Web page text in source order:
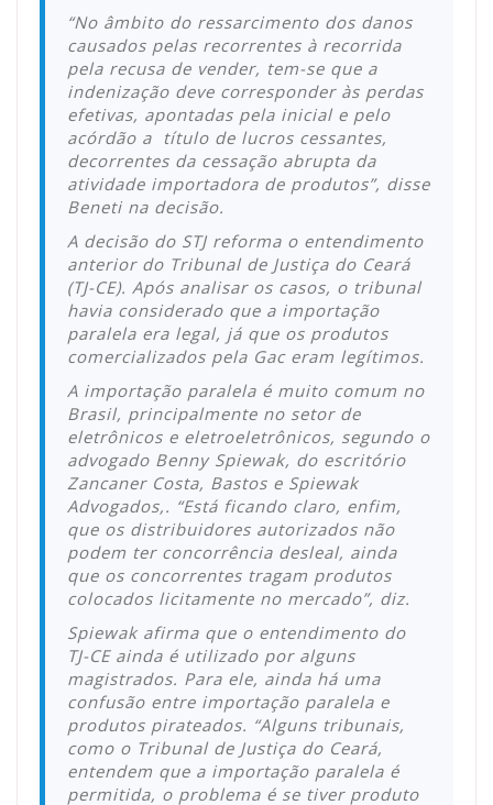
“No âmbito do ressarcimento dos danos
causados pelas recorrentes à recorrida
pela recusa de vender, tem-se que a
indenização deve corresponder às perdas
efetivas, apontadas pela inicial e pelo
acórdão a título de lucros cessantes,
decorrentes da cessação abrupta da
atividade importadora de produtos”, disse
Beneti na decisão.
A decisão do STJ reforma o entendimento
anterior do Tribunal de Justiça do Ceará
(TJ-CE). Após analisar os casos, o tribunal
havia considerado que a importação
paralela era legal, já que os produtos
comercializados pela Gac eram legítimos.
A importação paralela é muito comum no
Brasil, principalmente no setor de
eletrônicos e eletroeletrônicos, segundo o
advogado Benny Spiewak, do escritório
Zancaner Costa, Bastos e Spiewak
Advogados,. “Está ficando claro, enfim,
que os distribuidores autorizados não
podem ter concorrência desleal, ainda
que os concorrentes tragam produtos
colocados licitamente no mercado”, diz.
Spiewak afirma que o entendimento do
TJ-CE ainda é utilizado por alguns
magistrados. Para ele, ainda há uma
confusão entre importação paralela e
produtos pirateados. “Alguns tribunais,
como o Tribunal de Justiça do Ceará,
entendem que a importação paralela é
permitida, o problema é se tiver produto